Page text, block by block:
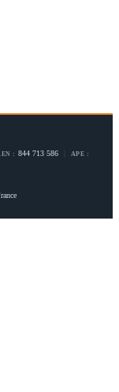
: 844 713 586 APE :